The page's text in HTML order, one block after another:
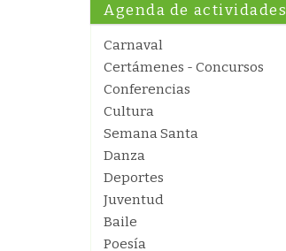
Agenda de actividades
Carnaval
Certámenes - Concursos
Conferencias
Cultura
Semana Santa
Danza
Deportes
Juventud
Baile
Poesía